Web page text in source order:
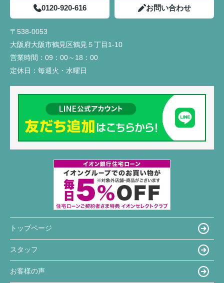
0120-920-616 お問い合わせ
〒538-0053
大阪府大阪市鶴見区鶴見５丁目1-10
営業時間： 09：00～18：00
定休日： 毎週火・水曜日
トップページ
スタッフ
お客様の声